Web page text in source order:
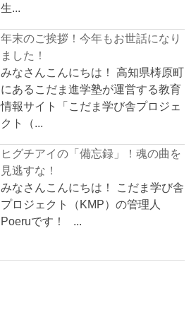
生...
年末のご挨拶！今年もお世話になり
ました！
みなさんこんにちは！ 高知県梼原町
にあるこだま進学塾が運営する教育
情報サイト「こだま学び舎プロジェ
クト（...
ヒグチアイの「備忘録」！魂の曲を
見逃すな！
みなさんこんにちは！ こだま学び舎
プロジェクト（KMP）の管理人
Poeruです！ ...